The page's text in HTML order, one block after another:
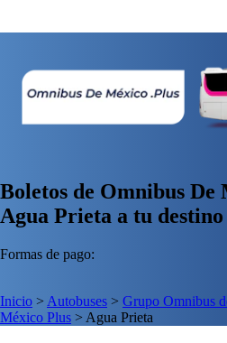
Boletos de Omnibus De
Agua Prieta a tu destino
Formas de pago:
Inicio > Autobuses > Grupo Omnibus
México Plus > Agua Prieta